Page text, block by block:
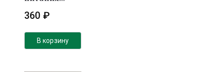
LiFePO4 3.2v
360 ₽
В корзину